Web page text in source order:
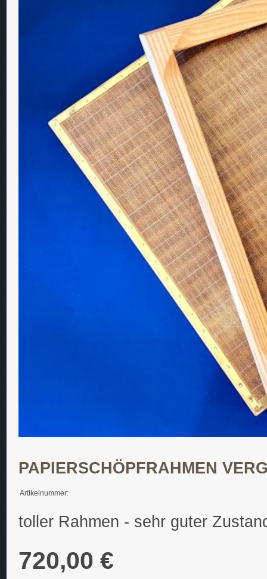
PAPIERSCHÖPFRAHMEN
Artikelnummer:
toller Rahmen - sehr guter
720,00 €